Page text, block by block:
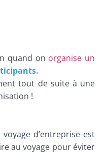
quand on organise un
tout de suite à une
!
d’entreprise est
au voyage pour éviter